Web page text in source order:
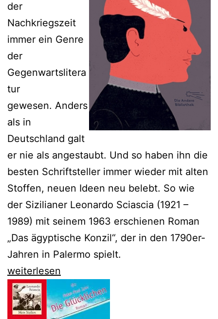
der
Nachkriegszeit
immer ein Genre
der
Gegenwartslitera
tur
gewesen. Anders
als in
Deutschland galt
er nie als angestaubt. Und so haben ihn die
besten Schriftsteller immer wieder mit alten
Stoffen, neuen Ideen neu belebt. So wie
der Sizilianer Leonardo Sciascia (1921 –
1989) mit seinem 1963 erschienen Roman
„Das ägyptische Konzil“, der in den 1790er-
Jahren in Palermo spielt.
Das
ägyptische
Konzil
weiterlesen